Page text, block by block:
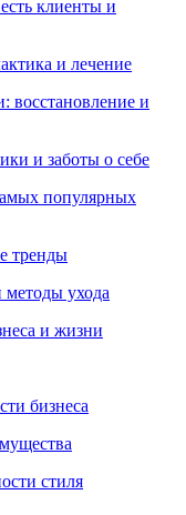
клиенты и
и лечение
восстановление и
и заботы о себе
популярных
тренды
методы ухода
и жизни
бизнеса
стиля